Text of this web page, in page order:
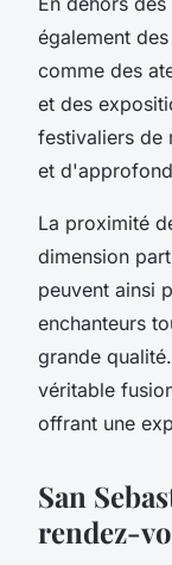
également
comme des
et des
festivaliers de
et
La proximité
dimension
peuvent ainsi
enchanteurs
grande
véritable
offrant une
San
rendez-